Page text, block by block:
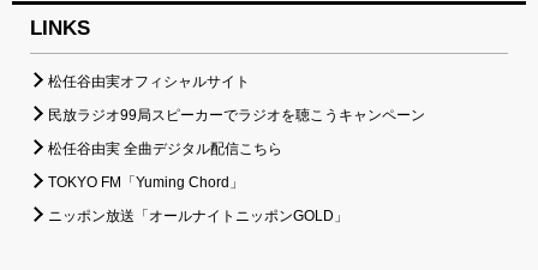
LINKS
松任谷由実オフィシャルサイト
民放ラジオ99局スピーカーでラジオを聴こうキャンペーン
松任谷由実 全曲デジタル配信こちら
TOKYO FM「Yuming Chord」
ニッポン放送「オールナイトニッポンGOLD」